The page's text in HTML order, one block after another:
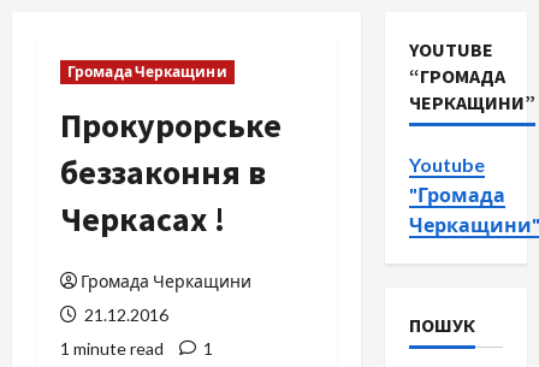
Громада Черкащини
Прокурорське
беззаконня в
Черкасах !
Громада Черкащини
21.12.2016
1 minute read
1
YOUTUBE
“ГРОМАДА
ЧЕРКАЩИНИ”
Youtube
"Громада
Черкащини"
ПОШУК